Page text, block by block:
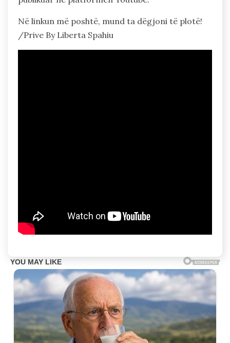
Në linkun më poshtë, mund ta dëgjoni të plotë!
/Prive By Liberta Spahiu